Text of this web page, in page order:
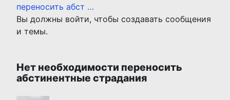
-
Вы
здесь:
переносить абст …
Вы должны войти, чтобы создавать сообщения
и темы.
Нет необходимости переносить
абстинентные страдания